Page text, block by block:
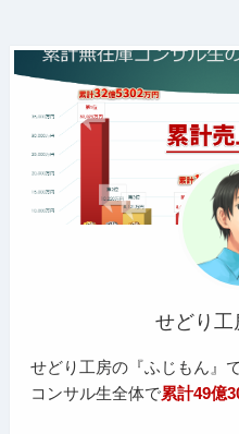
せどり工
せどり工房の『ふじもん』で
コンサル生全体で累計49億